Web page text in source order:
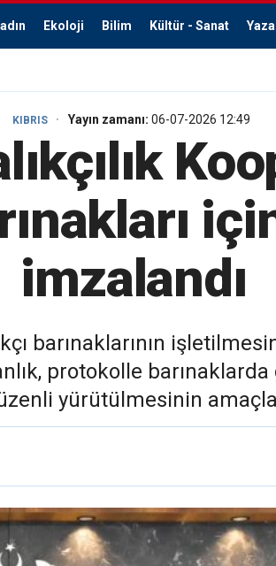
Ekoloji Bilim Kültür - Sanat
KIBRIS Yayın zamanı: 06-07-2026 12:49
imzalandı
barınaklarının
protokolle
yürütülmesinin